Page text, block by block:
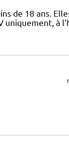
de 18 ans.
uniquement, à